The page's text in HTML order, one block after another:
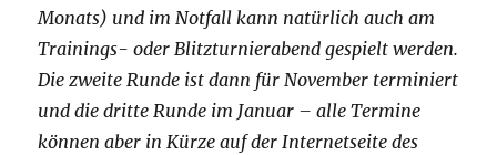
Monats) und im Notfall kann natürlich auch am
Trainings- oder Blitzturnierabend gespielt werden.
Die zweite Runde ist dann für November terminiert
und die dritte Runde im Januar – alle Termine
können aber in Kürze auf der Internetseite des